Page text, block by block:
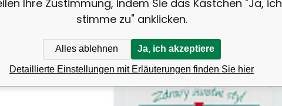
Favorit
Vergleichen Sie
Ihre Zustimmung, indem Sie das Kästchen "Ja, ich
stimme zu" anklicken.
Alles ablehnen Ja, ich akzeptiere
Detaillierte Einstellungen mit Erläuterungen finden Sie hier